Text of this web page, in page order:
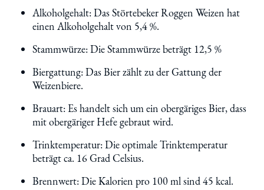
Alkoholgehalt: Das Störtebeker Roggen Weizen hat
einen Alkoholgehalt von 5,4 %.
Stammwürze: Die Stammwürze beträgt 12,5 %
Biergattung: Das Bier zählt zu der Gattung der
Weizenbiere.
Brauart: Es handelt sich um ein obergäriges Bier, dass
mit obergäriger Hefe gebraut wird.
Trinktemperatur: Die optimale Trinktemperatur
beträgt ca. 16 Grad Celsius.
Brennwert: Die Kalorien pro 100 ml sind 45 kcal.